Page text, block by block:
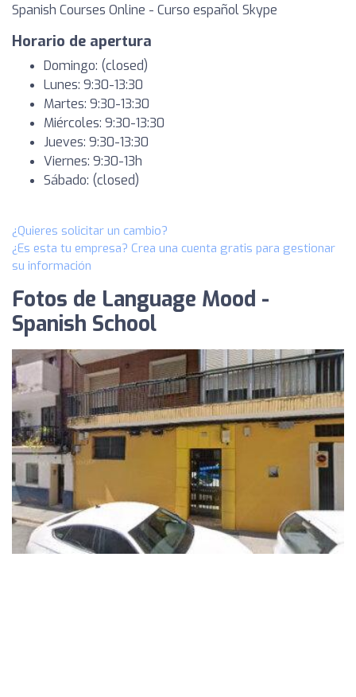
Spanish Courses Online - Curso español Skype
Horario de apertura
Domingo: (closed)
Lunes: 9:30-13:30
Martes: 9:30-13:30
Miércoles: 9:30-13:30
Jueves: 9:30-13:30
Viernes: 9:30-13h
Sábado: (closed)
¿Quieres solicitar un cambio?
¿Es esta tu empresa? Crea una cuenta gratis para gestionar
su información
Fotos de Language Mood -
Spanish School